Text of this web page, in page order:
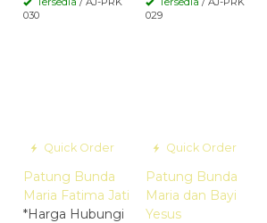
030
029
Quick Order
Patung Bunda
Maria Fatima Jati
*Harga Hubungi
Quick Order
Patung Bunda
Maria dan Bayi
Yesus